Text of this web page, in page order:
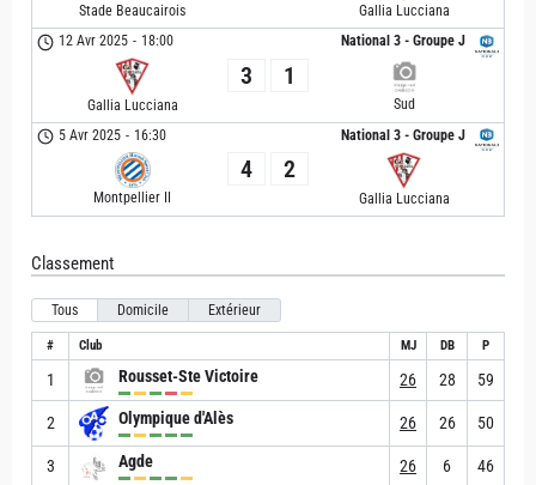
Stade Beaucairois
Gallia Lucciana
National 3 - Groupe J
12 Avr 2025 - 18:00
Gallia Lucciana
3 1
Sud
National 3 - Groupe J
5 Avr 2025 - 16:30
Montpellier II
4 2
Gallia Lucciana
Classement
Tous Domicile Extérieur
# Club MJ DB P
1 Rousset-Ste Victoire 26 28 59
2 Olympique d'Alès 26 26 50
3 Agde 26 6 46